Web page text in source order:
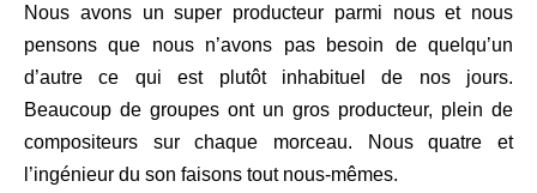
Nous avons un super producteur parmi nous et nous
pensons que nous n’avons pas besoin de quelqu’un
d’autre ce qui est plutôt inhabituel de nos jours.
Beaucoup de groupes ont un gros producteur, plein de
compositeurs sur chaque morceau. Nous quatre et
l’ingénieur du son faisons tout nous-mêmes.